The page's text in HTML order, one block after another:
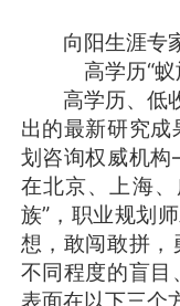
向阳生涯专家
高学历“蚁族
高学历、低收
出的最新研究
划咨询权威机
在北京、上海
族”，职业规划
想，敢闯敢拼，
不同程度的盲目
表面在以下三个